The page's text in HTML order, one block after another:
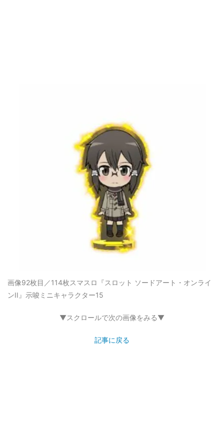
画像92枚目／114枚スマスロ『スロット ソードアート・オンライ
ンII』示唆ミニキャラクター15
▼スクロールで次の画像をみる▼
記事に戻る